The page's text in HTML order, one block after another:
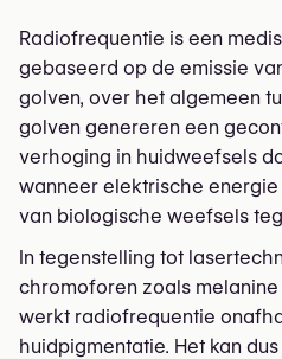
Radiofrequentie is een
gebaseerd op de emissie
golven, over het algemeen
golven genereren een
verhoging in huidweefsels
wanneer elektrische
van biologische weefsels
In tegenstelling tot
chromoforen zoals
werkt radiofrequentie
huidpigmentatie. Het kan